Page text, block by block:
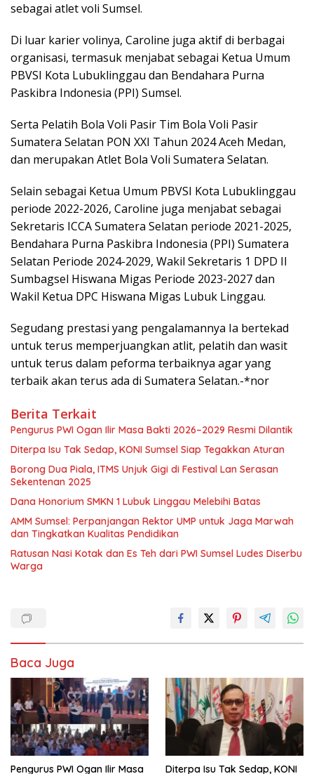
sebagai atlet voli Sumsel.
Di luar karier volinya, Caroline juga aktif di berbagai
organisasi, termasuk menjabat sebagai Ketua Umum
PBVSI Kota Lubuklinggau dan Bendahara Purna
Paskibra Indonesia (PPI) Sumsel.
Serta Pelatih Bola Voli Pasir Tim Bola Voli Pasir
Sumatera Selatan PON XXI Tahun 2024 Aceh Medan,
dan merupakan Atlet Bola Voli Sumatera Selatan.
Selain sebagai Ketua Umum PBVSI Kota Lubuklinggau
periode 2022-2026, Caroline juga menjabat sebagai
Sekretaris ICCA Sumatera Selatan periode 2021-2025,
Bendahara Purna Paskibra Indonesia (PPI) Sumatera
Selatan Periode 2024-2029, Wakil Sekretaris 1 DPD II
Sumbagsel Hiswana Migas Periode 2023-2027 dan
Wakil Ketua DPC Hiswana Migas Lubuk Linggau.
Segudang prestasi yang pengalamannya Ia bertekad
untuk terus memperjuangkan atlit, pelatih dan wasit
untuk terus dalam peforma terbaiknya agar yang
terbaik akan terus ada di Sumatera Selatan.-*nor
Berita Terkait
Pengurus PWI Ogan Ilir Masa Bakti 2026–2029 Resmi Dilantik
Diterpa Isu Tak Sedap, KONI Sumsel Siap Tegakkan Aturan
Borong Dua Piala, ITMS Unjuk Gigi di Festival Lan Serasan
Sekentenan 2025
Dana Honorium SMKN 1 Lubuk Linggau Melebihi Batas
AMM Sumsel: Perpanjangan Rektor UMP untuk Jaga Marwah
dan Tingkatkan Kualitas Pendidikan
Ratusan Nasi Kotak dan Es Teh dari PWI Sumsel Ludes Diserbu
Warga
Baca Juga
Pengurus PWI Ogan Ilir Masa Diterpa Isu Tak Sedap, KONI